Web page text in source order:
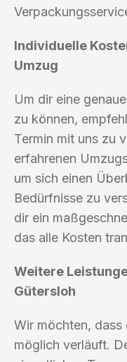
Individuelle
Umzug
Um dir eine
zu können,
Termin mit uns zu
erfahrenen
um sich einen
Bedürfnisse zu
dir ein
das alle Kosten
Weitere
Gütersloh
Wir möchten,
möglich verläuft.